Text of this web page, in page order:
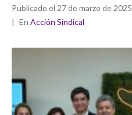
Publicado el 27 de marzo de 2025
En Acción Sindical